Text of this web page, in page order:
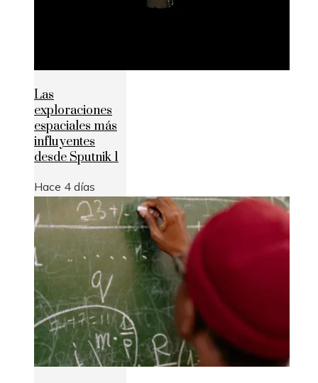
Las
exploraciones
espaciales más
influyentes
desde Sputnik 1
Hace 4 días